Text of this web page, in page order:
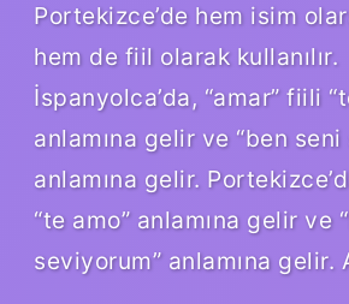
Portekizce’de hem isim
hem de fiil olarak kullanılır.
İspanyolca’da, “amar” fiili
anlamına gelir ve “ben
anlamına gelir.
“te amo” anlamına gelir ve
seviyorum” anlamına gelir.